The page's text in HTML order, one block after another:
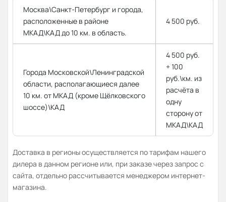
Москва\Санкт-Петербург и города,
расположенные в районе
МКАД\КАД до 10 км. в область.
4 500 руб.
Города Московской\Ленинградской
области, располагающиеся далее
10 км. от МКАД (кроме Щёлковского
шоссе)\КАД
4 500 руб.
+ 100
руб.\км. из
расчёта в
одну
сторону от
МКАД\КАД
Доставка в регионы осуществляется по тарифам нашего
дилера в данном регионе или, при заказе через запрос с
сайта, отдельно рассчитывается менеджером интернет-
магазина.